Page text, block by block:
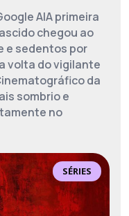
AlA primeira
chegou ao
e sedentos por
volta do vigilante
da
sombrio e
no
SÉRIES